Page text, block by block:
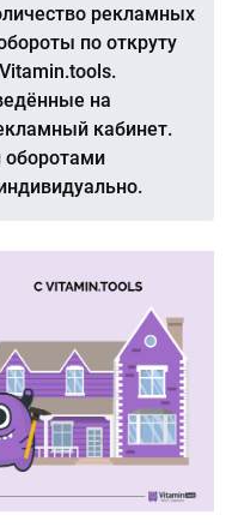
рекламных
по откруту
на
кабинет.
оборотами